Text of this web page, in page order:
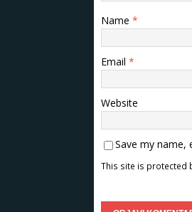
Name *
Email *
Website
Save my name,
This site is protected